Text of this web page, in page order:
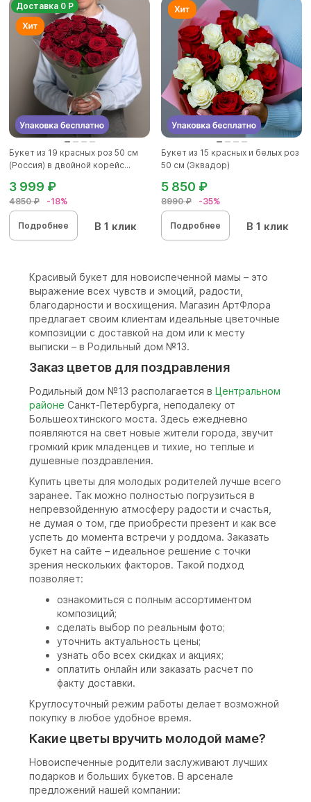
Доставка 0 Р
Букет из 19 красных роз 50 см
(Россия) в двойной корейс...
4850 ₽ -18%
3 999 ₽
Подробнее В 1 клик
Букет из 15 красных и белых роз
50 см (Эквадор)
8990 ₽ -35%
5 850 ₽
Подробнее В 1 клик
Красивый букет для новоиспеченной мамы – это
выражение всех чувств и эмоций, радости,
благодарности и восхищения. Магазин АртФлора
предлагает своим клиентам идеальные цветочные
композиции с доставкой на дом или к месту
выписки – в Родильный дом №13.
Заказ цветов для поздравления
Родильный дом №13 располагается в Центральном
районе Санкт-Петербурга, неподалеку от
Большеохтинского моста. Здесь ежедневно
появляются на свет новые жители города, звучит
громкий крик младенцев и тихие, но теплые и
душевные поздравления.
Купить цветы для молодых родителей лучше всего
заранее. Так можно полностью погрузиться в
непревзойденную атмосферу радости и счастья,
не думая о том, где приобрести презент и как все
успеть до момента встречи у роддома. Заказать
букет на сайте – идеальное решение с точки
зрения нескольких факторов. Такой подход
позволяет:
ознакомиться с полным ассортиментом
композиций;
сделать выбор по реальным фото;
уточнить актуальность цены;
узнать обо всех скидках и акциях;
оплатить онлайн или заказать расчет по
факту доставки.
Круглосуточный режим работы делает возможной
покупку в любое удобное время.
Какие цветы вручить молодой маме?
Новоиспеченные родители заслуживают лучших
подарков и больших букетов. В арсенале
предложений нашей компании: